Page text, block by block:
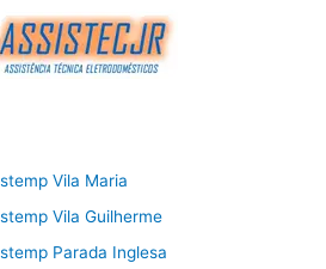
Vila Maria
Vila Guilherme
Parada Inglesa